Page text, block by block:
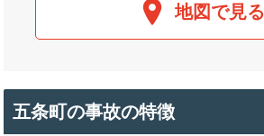
地図で見る
五条町の事故の特徴